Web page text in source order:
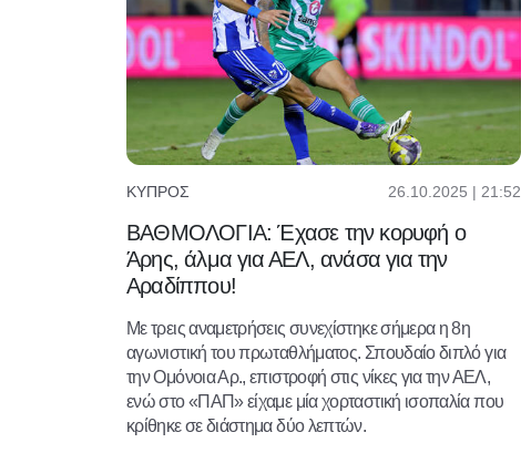
ΚΎΠΡΟΣ 26.10.2025 | 21:52
ΒΑΘΜΟΛΟΓΙΑ: Έχασε την κορυφή ο
Άρης, άλμα για ΑΕΛ, ανάσα για την
Αραδίππου!
Με τρεις αναμετρήσεις συνεχίστηκε σήμερα η 8η
αγωνιστική του πρωταθλήματος. Σπουδαίο διπλό για
την Ομόνοια Αρ., επιστροφή στις νίκες για την ΑΕΛ,
ενώ στο «ΠΑΠ» είχαμε μία χορταστική ισοπαλία που
κρίθηκε σε διάστημα δύο λεπτών.